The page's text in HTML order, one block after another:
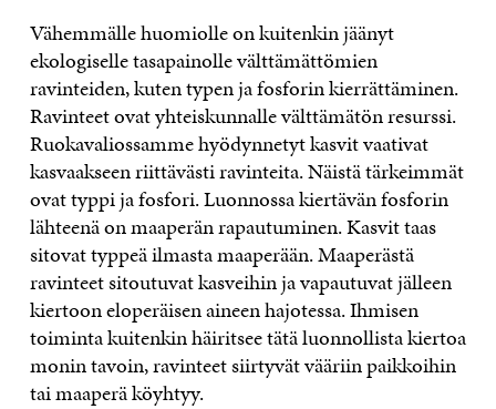
Vähemmälle huomiolle on kuitenkin jäänyt
ekologiselle tasapainolle välttämättömien
ravinteiden, kuten typen ja fosforin kierrättäminen.
Ravinteet ovat yhteiskunnalle välttämätön resurssi.
Ruokavaliossamme hyödynnetyt kasvit vaativat
kasvaakseen riittävästi ravinteita. Näistä tärkeimmät
ovat typpi ja fosfori. Luonnossa kiertävän fosforin
lähteenä on maaperän rapautuminen. Kasvit taas
sitovat typpeä ilmasta maaperään. Maaperästä
ravinteet sitoutuvat kasveihin ja vapautuvat jälleen
kiertoon eloperäisen aineen hajotessa. Ihmisen
toiminta kuitenkin häiritsee tätä luonnollista kiertoa
monin tavoin, ravinteet siirtyvät vääriin paikkoihin
tai maaperä köyhtyy.